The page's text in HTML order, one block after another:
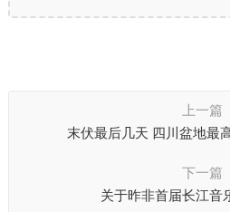
上一篇
末伏最后几天 四川盆地最
下一篇
关于昨非首届长江音